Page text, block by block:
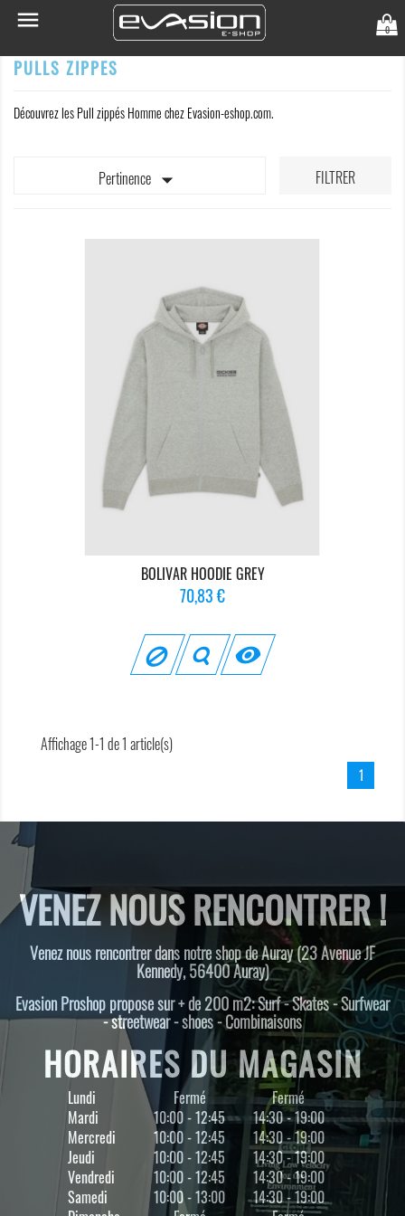
 0
PULLS ZIPPES
Découvrez les Pull zippés Homme chez Evasion-eshop.com.
Pertinence  FILTRER
BOLIVAR HOODIE GREY
Prix
70,83 €

Affichage 1-1 de 1 article(s)
1
VENEZ NOUS RENCONTRER !
Venez nous rencontrer dans notre shop de Auray (23 Avenue JF
Kennedy, 56400 Auray)
Evasion Proshop propose sur + de 200 m2: Surf - Skates - Surfwear
- streetwear - shoes - Combinaisons
HORAIRES DU MAGASIN
Lundi Fermé
Fermé
Mardi
10:00 - 12:45
14:30 - 19:00
Mercredi
10:00 - 12:45
14:30 - 19:00
Jeudi
10:00 - 12:45
14:30 - 19:00
Vendredi
10:00 - 12:45
14:30 - 19:00
Samedi
10:00 - 13:00
14:30 - 19:00